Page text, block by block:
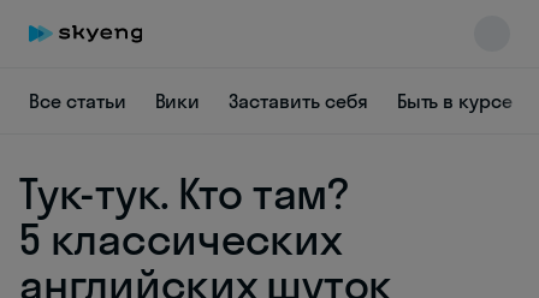
Все статьи Вики Заставить себя Быть в курсе
Тук-тук. Кто там?
5 классических
английских шуток
Skyeng Chat